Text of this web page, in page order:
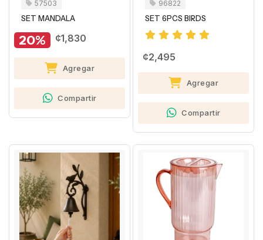
57503
SET MANDALA
20% ¢1,830
Agregar
Compartir
96822
SET 6PCS BIRDS
¢2,495
Agregar
Compartir